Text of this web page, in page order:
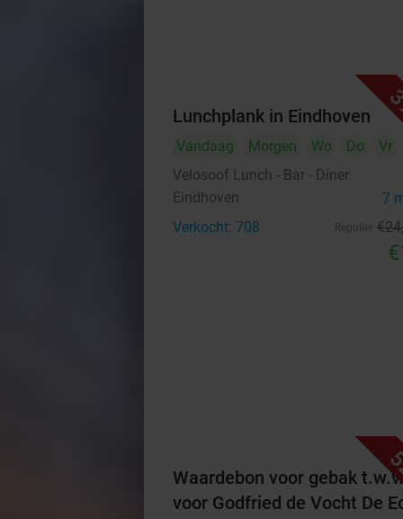
Lunchplank in Eindhoven
Vandaag Morgen Wo Do
Vr
Velosoof Lunch - Bar - Diner
Eindhoven 7
Verkocht: 708 €24
Waardebon voor gebak
voor Godfried de Vocht De